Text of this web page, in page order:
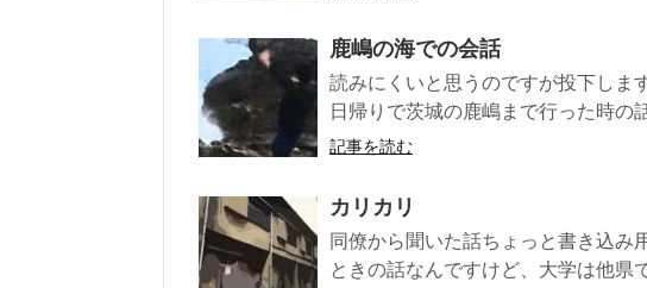
鹿嶋の海での会話
読みにくいと思うのですが投下しま
日帰りで茨城の鹿嶋まで行った時の
記事を読む
カリカリ
同僚から聞いた話ちょっと書き込み
ときの話なんですけど、大学は他県